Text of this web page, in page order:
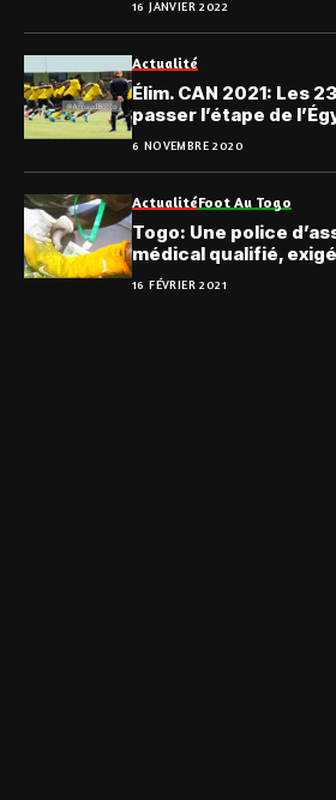
16 JANVIER 2022
Actualité
Élim. CAN 2021: Les
passer l’étape de
6 NOVEMBRE 2020
ActualitéFoot Au Togo
Togo: Une police
médical qualifié,
football
16 FÉVRIER 2021